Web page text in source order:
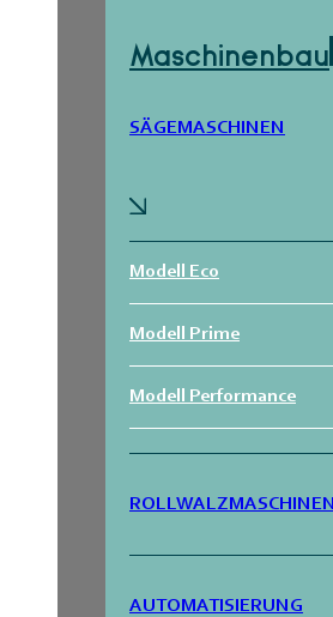
Maschinenbau
SÄGEMASCHINEN
Modell Eco
Modell Prime
Modell Performance
ROLLWALZMASCHINEN
AUTOMATISIERUNG